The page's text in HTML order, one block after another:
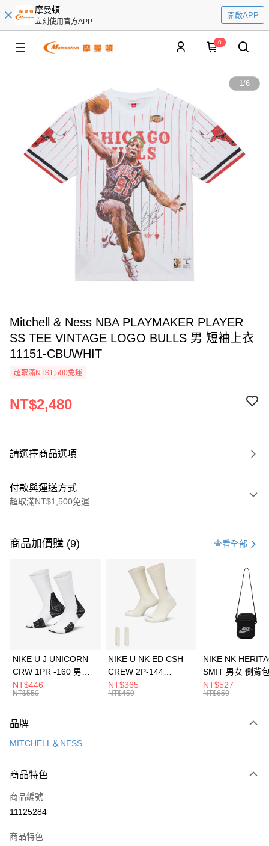
摩曼頓
立刻使用官方APP
開啟APP
0
1/6
Mitchell & Ness NBA PLAYMAKER PLAYER
SS TEE VINTAGE LOGO BULLS 男 短袖上衣
11151-CBUWHIT
超取滿NT$1,500免運
NT$2,480
請選擇商品選項
付款與運送方式
超取滿NT$1,500免運
信用卡一次付款
3 期 0 利率 每期 21家銀行
合作金庫商業銀行
第一商業銀行
華南商業銀行
彰化商業銀行
上海商業儲蓄銀行
元大商業銀行
台灣樂天信用卡公司
Apple Pay
全盈+PAY
AFTEE先享後付
【關於「AFTEE先享後付」】
便利好安心！
３．安心：先確認商品／服務後，再付款。
【「AFTEE先享後付」結帳流程】
１．於結帳方式選擇「AFTEE先享後付」後，將跳轉至「AFTEE先享後付」
２．訂單成立數日內，您將收到繳費通知簡訊。
３．收到繳費通知簡訊後14天內，點擊此簡訊中的連結，可透過四大超商／
運送方式
每筆NT$100，滿NT$1,500(含以上)免運費
宅配
每筆NT$100，滿NT$1,500(含以上)免運費
付款後門市自取
商品加價購 (9) 查看全部
NIKE U J UNICORN
CRW 1PR -160 男女
中統襪 FZ3393100
NT$446
NT$550
NIKE U NK ED CSH
CREW 2P-144
EMBRDY 男女 短統襪
FZ3073133
NT$365
NT$450
NIKE NK
SMIT 男女 側背
BA5871010
NT$527
NT$650
品牌
MITCHELL＆NESS
商品特色
商品編號
11125284
商品特色